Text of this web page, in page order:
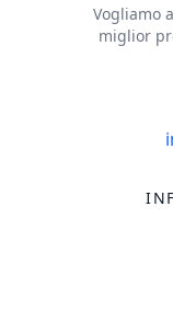
Vogliamo
miglior